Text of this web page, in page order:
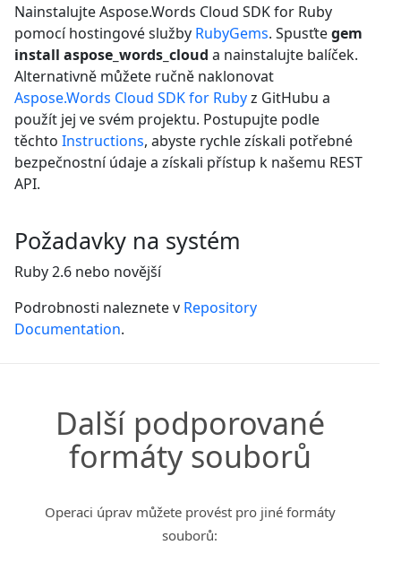
Nainstalujte Aspose.Words Cloud SDK for Ruby
pomocí hostingové služby RubyGems. Spusťtegem
install aspose_words_cloud a nainstalujte balíček.
Alternativně můžete ručně naklonovat
Aspose.Words Cloud SDK for Rubyz GitHubu a
použít jej ve svém projektu. Postupujte podle
těchto Instructions, abyste rychle získali potřebné
bezpečnostní údaje a získali přístup k našemu REST
API.
Požadavky na systém
Ruby 2.6 nebo novější
Podrobnosti naleznete v Repository
Documentation.
Další podporované
formáty souborů
Operaci úprav můžete provést pro jiné formáty
souborů: